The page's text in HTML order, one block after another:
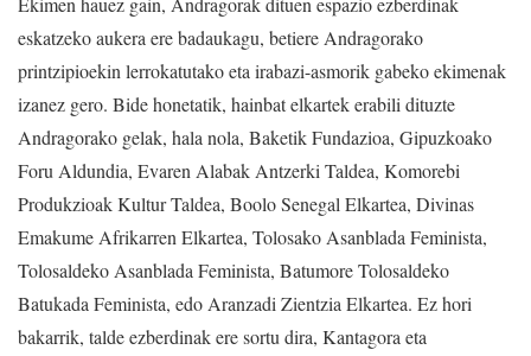
eskatzeko aukera ere badaukagu, betiere Andragorako
printzipioekin lerrokatutako eta irabazi-asmorik gabeko ekimenak
izanez gero. Bide honetatik, hainbat elkartek erabili dituzte
Andragorako gelak, hala nola, Baketik Fundazioa, Gipuzkoako
Foru Aldundia, Evaren Alabak Antzerki Taldea, Komorebi
Produkzioak Kultur Taldea, Boolo Senegal Elkartea, Divinas
Emakume Afrikarren Elkartea, Tolosako Asanblada Feminista,
Tolosaldeko Asanblada Feminista, Batumore Tolosaldeko
Batukada Feminista, edo Aranzadi Zientzia Elkartea. Ez hori
bakarrik, talde ezberdinak ere sortu dira, Kantagora eta